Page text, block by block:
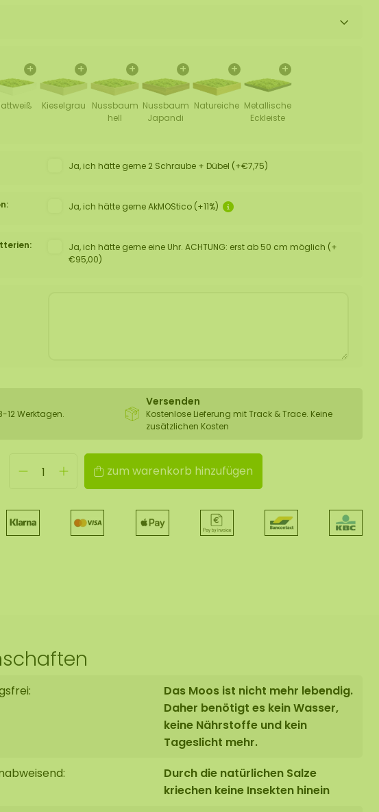
+ +
Kieselgrau
+
Nussbaum
hell
+
Nussbaum
Japandi
+
Natureiche
+
Metallische
Eckleiste
Ja, ich hätte gerne 2 Schraube + Dübel (+€7,75)
Ja, ich hätte gerne AkMOStico (+11%)
Ja, ich hätte gerne eine Uhr. ACHTUNG: erst ab 50 cm möglich (+
€95,00)
12 Werktagen.
Versenden
Kostenlose Lieferung mit Track & Trace. Keine
zusätzlichen Kosten
zum warenkorb hinzufügen
Das Moos ist nicht mehr lebendig.
Daher benötigt es kein Wasser,
keine Nährstoffe und kein
Tageslicht mehr.
Durch die natürlichen Salze
kriechen keine Insekten hinein